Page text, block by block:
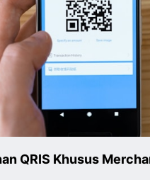
QRIS Khusus